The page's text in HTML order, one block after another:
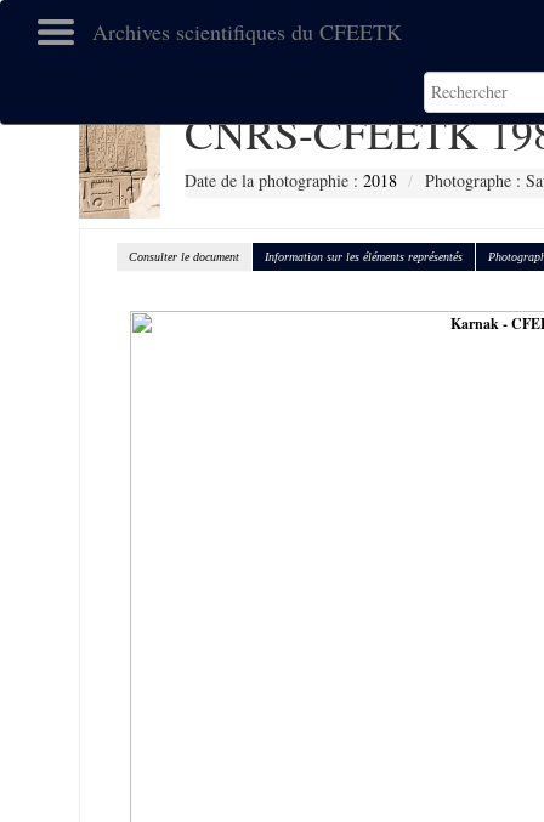
Archives scientifiques du CFEETK
CNRS-CFEETK
Date de la photographie : 2018 Photographe :
Consulter le document Information sur les éléments représentés